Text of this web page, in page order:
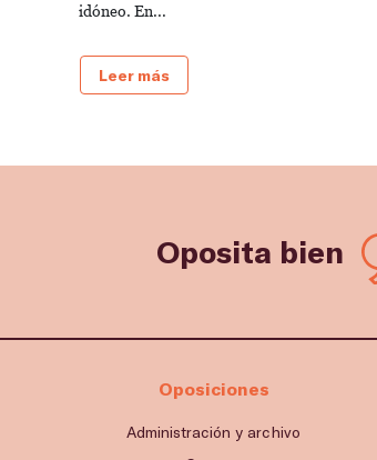
idóneo. En...
Leer más
Oposita bien
Oposiciones
Administración y archivo